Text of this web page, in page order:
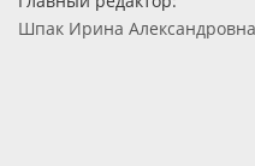
Шпак Ирина Александровна